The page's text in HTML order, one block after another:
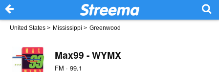
United States > Mississippi > Greenwood
Max99 - WYMX
FM · 99.1